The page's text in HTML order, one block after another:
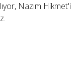
Nazım Hikmet'i